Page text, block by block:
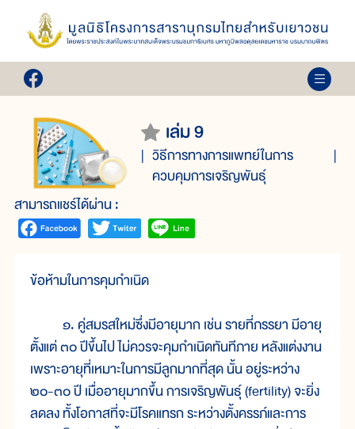
เล่ม 9
วิธีการทางการแพทย์ในการ
ควบคุมการเจริญพันธุ์
สามารถแชร์ได้ผ่าน :
ข้อห้ามในการคุมกำเนิด
๑. คู่สมรสใหม่ซึ่งมีอายุมาก เช่น รายที่ภรรยา มีอายุ
ตั้งแต่ ๓๐ ปีขึ้นไป ไม่ควรจะคุมกำเนิดทันทีภาย หลังแต่งงาน
เพราะอายุที่เหมาะในการมีลูกมากที่สุด นั้น อยู่ระหว่าง
๒๐-๓๐ ปี เมื่ออายุมากขึ้น การเจริญพันธุ์ (fertility) จะยิ่ง
ลดลง ทั้งโอกาสที่จะมีโรคแทรก ระหว่างตั้งครรภ์และการ